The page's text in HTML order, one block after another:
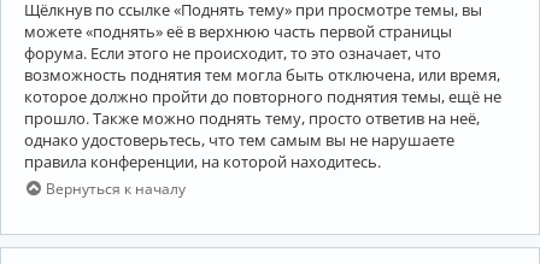
Щёлкнув по ссылке «Поднять тему» при просмотре темы, вы
можете «поднять» её в верхнюю часть первой страницы
форума. Если этого не происходит, то это означает, что
возможность поднятия тем могла быть отключена, или время,
которое должно пройти до повторного поднятия темы, ещё не
прошло. Также можно поднять тему, просто ответив на неё,
однако удостоверьтесь, что тем самым вы не нарушаете
правила конференции, на которой находитесь.
Вернуться к началу